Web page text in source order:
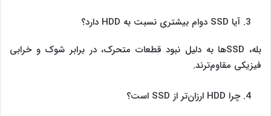
آیا SSD دوام بیشتری نسبت به HDD دارد؟
بله، SSDها به دلیل نبود قطعات متحرک، در برابر شوک و خرابی
فیزیکی مقاوم‌ترند.
چرا HDD ارزان‌تر از SSD است؟